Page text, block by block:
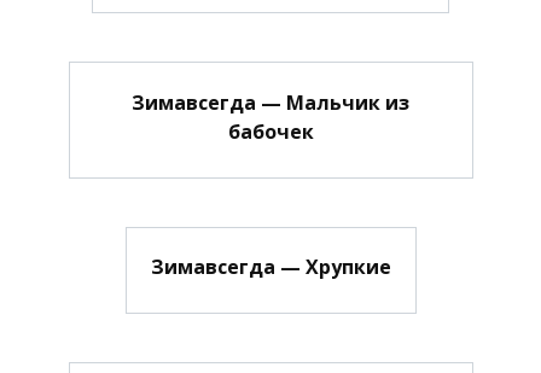
Зимавсегда — Мальчик из
бабочек
Зимавсегда — Хрупкие